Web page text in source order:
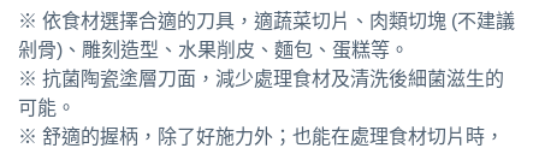
※ 依食材選擇合適的刀具，適蔬菜切片、肉類切塊 (不建議
剁骨)、雕刻造型、水果削皮、麵包、蛋糕等。
※ 抗菌陶瓷塗層刀面，減少處理食材及清洗後細菌滋生的
可能。
※ 舒適的握柄，除了好施力外；也能在處理食材切片時，